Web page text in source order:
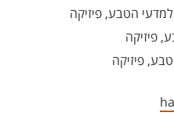
הטבע, פיזיקה
פיזיקה
פיזיקה